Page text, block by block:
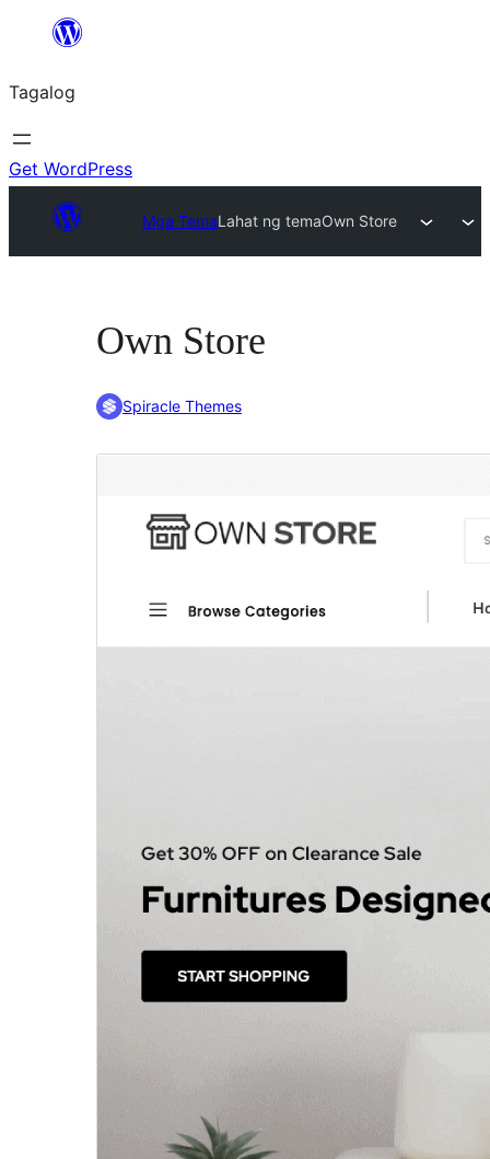
Lumaktaw
sa
content
Tagalog
Get WordPress
Mga TemaLahat ng temaOwn Store
Own Store
Spiracle Themes